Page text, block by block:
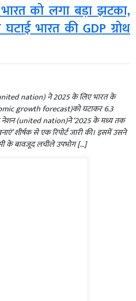
को लगा बड़ा झटका,
भारत की GDP ग्रोथ
nation) ने 2025 के लिए भारत के
growth forecast)को घटाकर 6.3
नेशन (united nation)ने ‘2025 के मध्य तक
शीर्षक से एक रिपोर्ट जारी की। इसमें उसने
के बावजूद लचीले उपभोग […]